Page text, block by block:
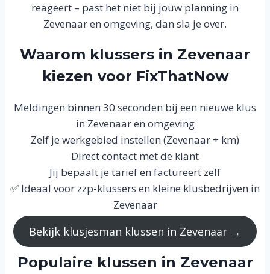
reageert – past het niet bij jouw planning in
Zevenaar en omgeving, dan sla je over.
Waarom klussers in Zevenaar
kiezen voor FixThatNow
Meldingen binnen 30 seconden bij een nieuwe klus
in Zevenaar en omgeving
Zelf je werkgebied instellen (Zevenaar + km)
Direct contact met de klant
Jij bepaalt je tarief en factureert zelf
✅ Ideaal voor zzp-klussers en kleine klusbedrijven in
Zevenaar
Bekijk klusjesman klussen in Zevenaar →
Populaire klussen in Zevenaar